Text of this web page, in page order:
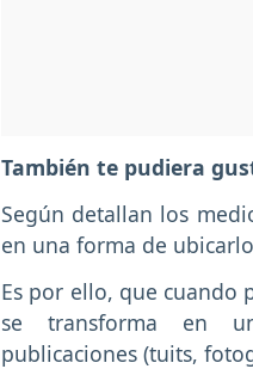
También te pudiera
Según detallan los
en una forma de
Es por ello, que cuando
se transforma en
publicaciones (tuits,